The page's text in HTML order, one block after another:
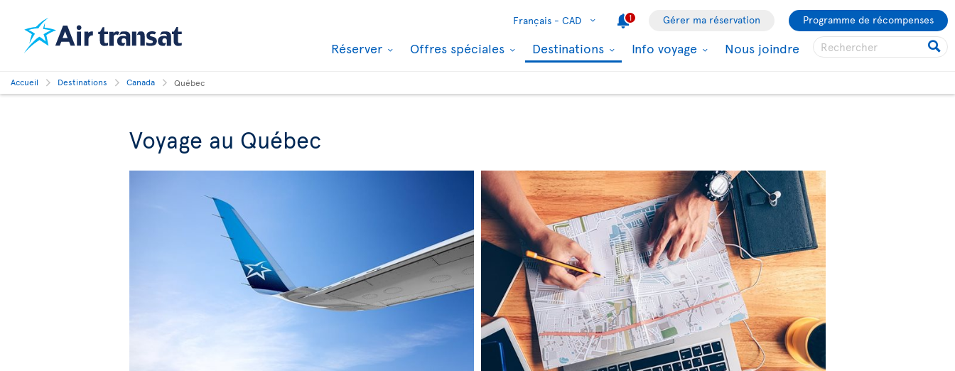
Français - CAD 1 Gérer ma réservation Programme de récompenses
Réserver Offres spéciales Destinations Info voyage Nous joindre
Accueil Destinations Canada Québec
Voyage au Québec